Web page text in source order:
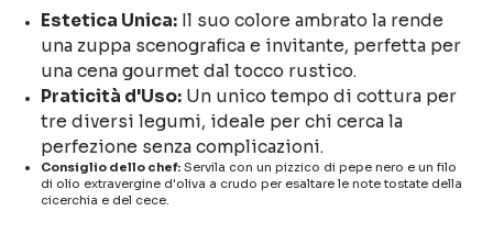
Estetica Unica: Il suo colore ambrato la rende
una zuppa scenografica e invitante, perfetta per
una cena gourmet dal tocco rustico.
Praticità d'Uso: Un unico tempo di cottura per
tre diversi legumi, ideale per chi cerca la
perfezione senza complicazioni.
Consiglio dello chef: Servila con un pizzico di pepe nero e un filo
di olio extravergine d'oliva a crudo per esaltare le note tostate della
cicerchia e del cece.